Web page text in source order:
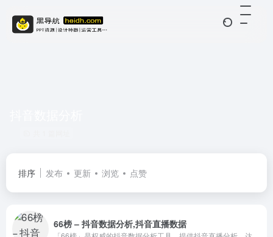
排序 发布 更新 浏览 点赞
66榜 – 抖音数据分析,抖音直播数据